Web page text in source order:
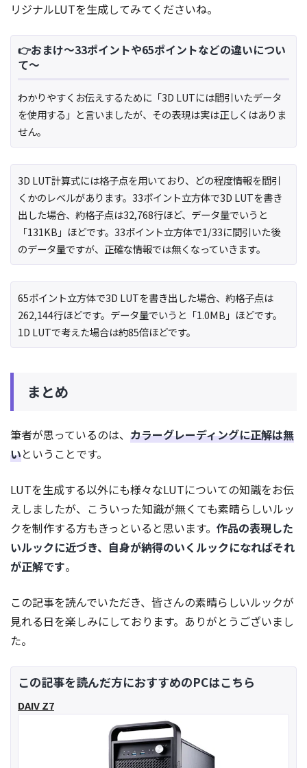
リジナルLUTを生成してみてくださいね。
👉おまけ～33ポイントや65ポイントなどの違いについ
て～
わかりやすくお伝えするために「3D LUTには間引いたデータ
を使用する」と言いましたが、その表現は実は正しくはありま
せん。
3D LUT計算式には格子点を用いており、どの程度情報を間引
くかのレベルがあります。33ポイント立方体で3D LUTを書き
出した場合、約格子点は32,768行ほど、データ量でいうと
「131KB」ほどです。33ポイント立方体で1/33に間引いた後
のデータ量ですが、正確な情報では無くなっていきます。
65ポイント立方体で3D LUTを書き出した場合、約格子点は
262,144行ほどです。データ量でいうと「1.0MB」ほどです。
1D LUTで考えた場合は約85倍ほどです。
まとめ
筆者が思っているのは、 カラーグレーディングに正解は無
いということです。
LUTを生成する以外にも様々なLUTについての知識をお伝
えしましたが、こういった知識が無くても素晴らしいルッ
クを制作する方もきっといると思います。 作品の表現した
いルックに近づき、自身が納得のいくルックになればそれ
が正解です。
この記事を読んでいただき、皆さんの素晴らしいルックが
見れる日を楽しみにしております。ありがとうございまし
た。
この記事を読んだ方におすすめのPCはこちら
DAIV Z7